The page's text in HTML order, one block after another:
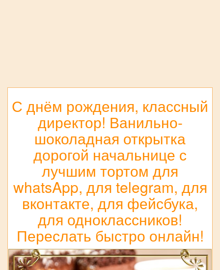
С днём рождения, классный
директор! Ванильно-
шоколадная открытка
дорогой начальнице с
лучшим тортом для
whatsApp, для telegram, для
вконтакте, для фейсбука,
для одноклассников!
Переслать быстро онлайн!